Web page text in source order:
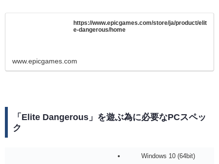
https://www.epicgames.com/store/ja/product/elit
e-dangerous/home
www.epicgames.com
「Elite Dangerous」を遊ぶ為に必要なPCスペッ
ク
Windows 10 (64bit)